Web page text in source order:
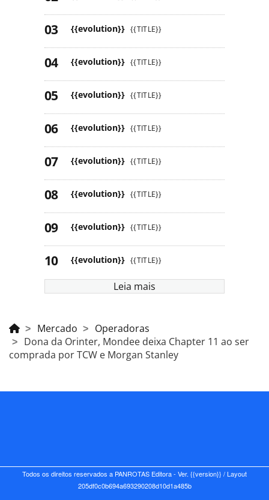
{{evolution}} {{TITLE}}
{{evolution}} {{TITLE}}
{{evolution}} {{TITLE}}
{{evolution}} {{TITLE}}
{{evolution}} {{TITLE}}
{{evolution}} {{TITLE}}
{{evolution}} {{TITLE}}
{{evolution}} {{TITLE}}
Leia mais
Mercado
Operadoras
Dona da Orinter, Mondee deixa Chapter 11 ao ser
comprada por TCW e Morgan Stanley
Todos os direitos reservados a PANROTAS Editora - Ver. {{version}} / Layout
205df0c0b694a693290208d10d1a485b